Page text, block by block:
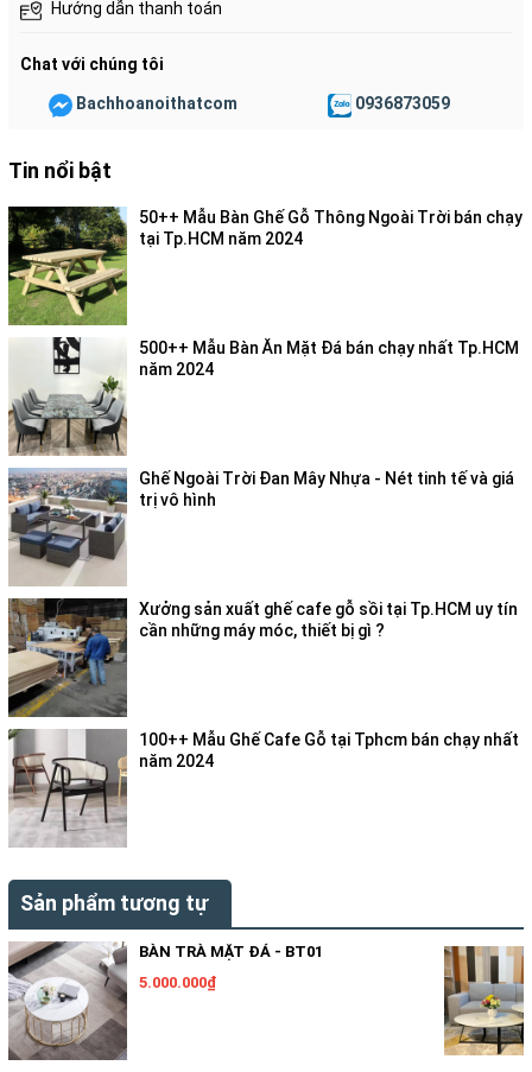
Hướng dẫn thanh toán
Chat với chúng tôi
Bachhoanoithatcom 0936873059
Tin nổi bật
50++ Mẫu Bàn Ghế Gỗ Thông Ngoài Trời bán chạy
tại Tp.HCM năm 2024
500++ Mẫu Bàn Ăn Mặt Đá bán chạy nhất Tp.HCM
năm 2024
Ghế Ngoài Trời Đan Mây Nhựa - Nét tinh tế và giá
trị vô hình
Xưởng sản xuất ghế cafe gỗ sồi tại Tp.HCM uy tín
cần những máy móc, thiết bị gì ?
100++ Mẫu Ghế Cafe Gỗ tại Tphcm bán chạy nhất
năm 2024
Sản phẩm tương tự
BÀN TRÀ MẶT ĐÁ - BT01
5.000.000₫